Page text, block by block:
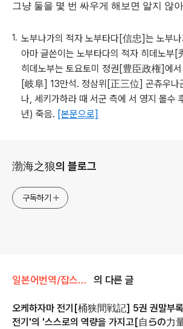
그냥 둘을 몇 번 싸우게 해보면 알지 않
노부나가의 적자 노부타다[信忠]는 노부
아마 글쓴이는 노부타다의 적자 히데노부
히데노부는 토요토미 정권[豊臣政権]에
[岐阜] 13만석. 정삼위[正三位] 곤츄우
나, 세키가하라 때 서군 측에 서 영지 몰수
년) 죽음. [본문으로]
渤海之狼의 블로그
구독하기
일본어번역/잡스러운 번역 의 다른 글
오케하자마 전기[桶狭間戦記] 5권 권말부
전기'의 '스스로의 역량을 가지고[自らの力